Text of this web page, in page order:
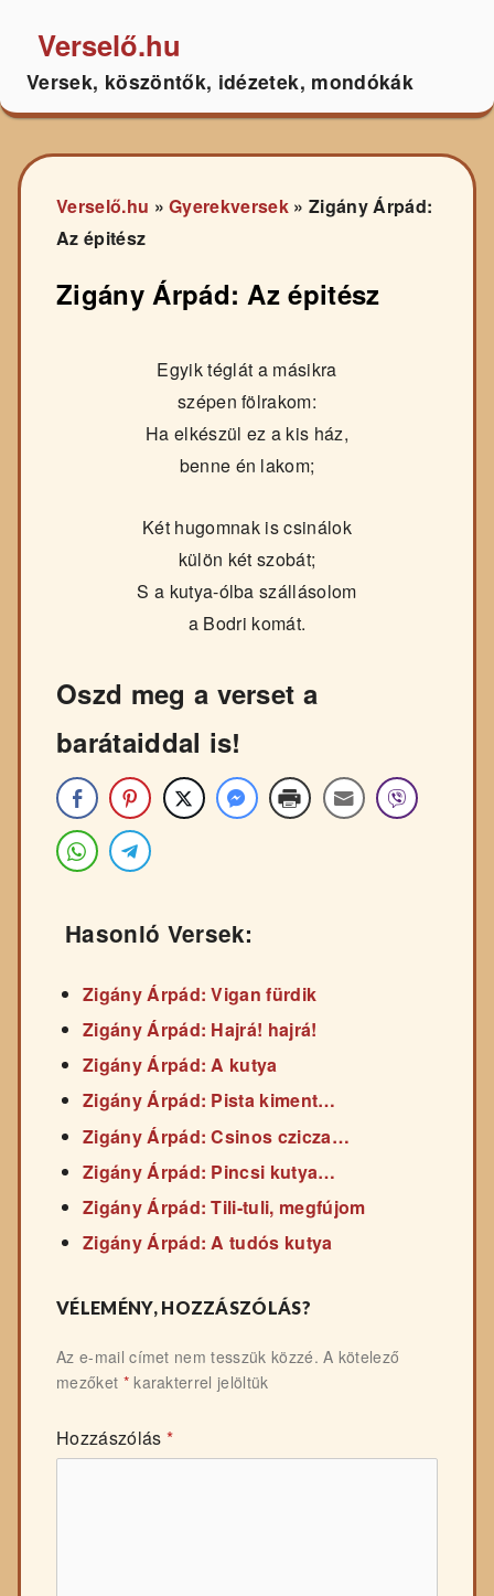
Verselő.hu
Versek, köszöntők, idézetek, mondókák
Verselő.hu »Gyerekversek » Zigány Árpád:
Az épitész
Zigány Árpád: Az épitész
Egyik téglát a másikra
szépen fölrakom:
Ha elkészül ez a kis ház,
benne én lakom;
Két hugomnak is csinálok
külön két szobát;
S a kutya-ólba szállásolom
a Bodri komát.
Oszd meg a verset a
barátaiddal is!
Hasonló Versek:
Zigány Árpád: Vigan fürdik
Zigány Árpád: Hajrá! hajrá!
Zigány Árpád: A kutya
Zigány Árpád: Pista kiment…
Zigány Árpád: Csinos czicza…
Zigány Árpád: Pincsi kutya…
Zigány Árpád: Tili-tuli, megfújom
Zigány Árpád: A tudós kutya
VÉLEMÉNY, HOZZÁSZÓLÁS?
Az e-mail címet nem tesszük közzé. A kötelező
mezőket *karakterrel jelöltük
Hozzászólás *